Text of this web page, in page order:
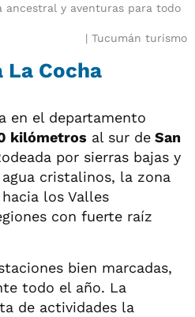
ancestral y aventuras para todo
Tucumán turismo
La Cocha
en el departamento
kilómetros al sur de San
por sierras bajas y
cristalinos, la zona
los Valles
con fuerte raíz
bien marcadas,
todo el año. La
de actividades la